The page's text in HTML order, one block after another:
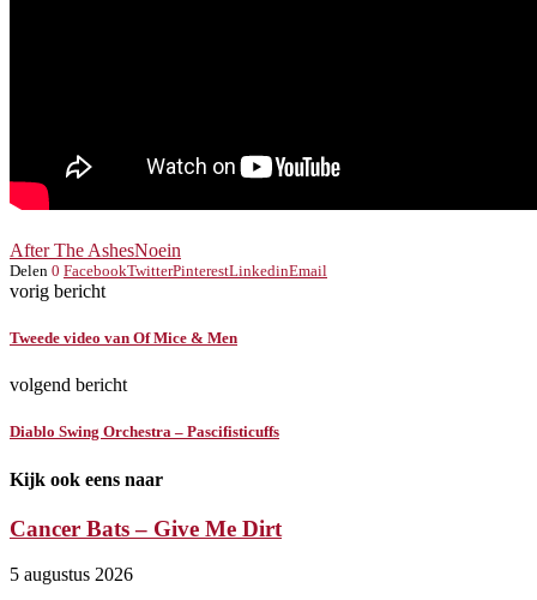
After The AshesNoein
Delen 0 FacebookTwitterPinterestLinkedinEmail
vorig bericht
Tweede video van Of Mice & Men
volgend bericht
Diablo Swing Orchestra – Pascifisticuffs
Kijk ook eens naar
Cancer Bats – Give Me Dirt
5 augustus 2026